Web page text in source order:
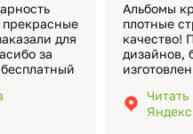
для
за
уровне:
Альбомы
плотные
качество!
дизайнов,
добавить